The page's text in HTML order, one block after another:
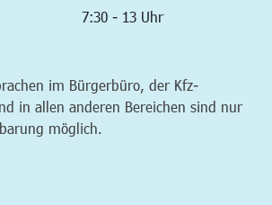
7:30 - 13 Uhr
im Bürgerbüro, der Kfz-
in allen anderen Bereichen sind nur
möglich.